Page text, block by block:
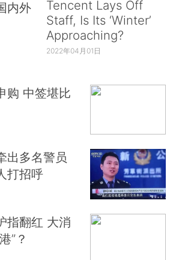
内外
Tencent Lays Off
Staff, Is Its ‘Winter’
Approaching?
2022年04月01日
购 中签堪比
出多名警员
打招呼
指翻红 大消
”？